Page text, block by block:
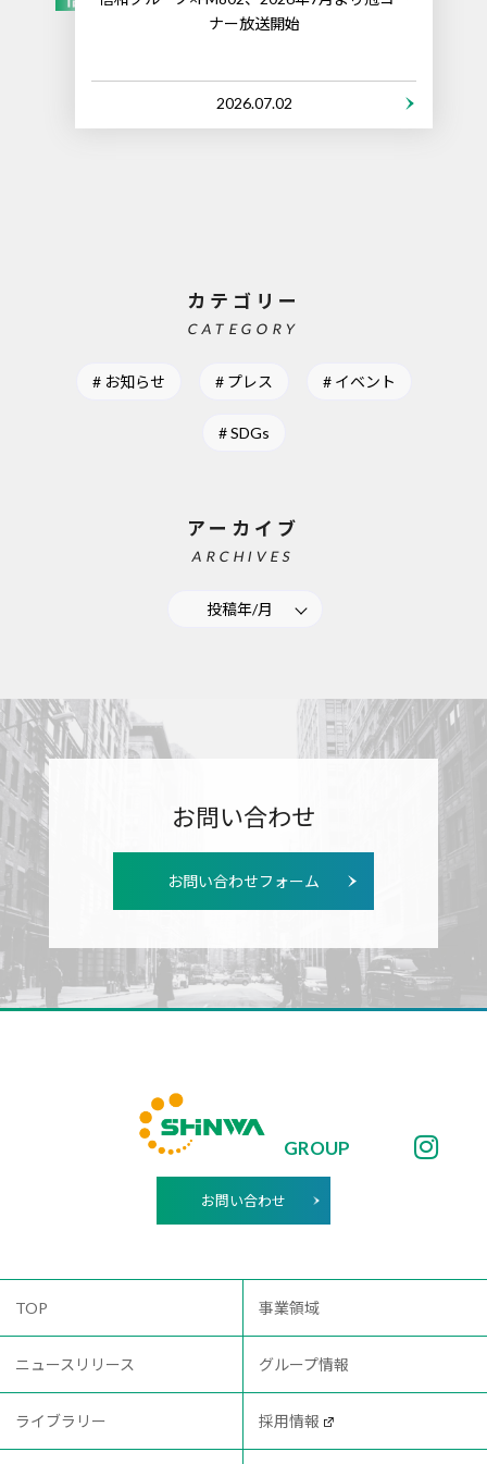
ナー放送開始
2026.07.02
カテゴリー
CATEGORY
お知らせ プレス イベント
SDGs
アーカイブ
ARCHIVES
投稿年/月
お問い合わせ
お問い合わせフォーム
GROUP
お問い合わせ
TOP 事業領域
ニュースリリース グループ情報
ライブラリー 採用情報